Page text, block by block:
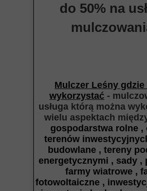
do 50% na
Mulczer Leśny gdzie
wykorzystać -
usługa którą można
wielu aspektach
gospodarstwa rolne ,
terenów
budowlane , tereny
energetycznymi , sady ,
farmy wiatrowe ,
fotowoltaiczne ,